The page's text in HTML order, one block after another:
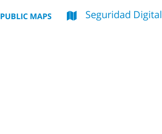
PUBLIC MAPS Seguridad Digital